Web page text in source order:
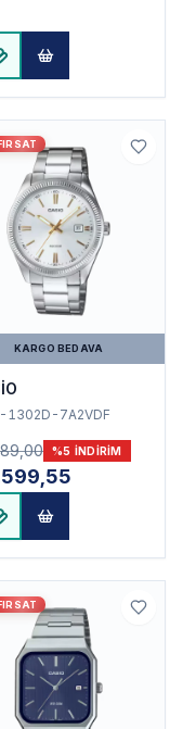
KARGO BEDAVA
1302D-7A2VDF
%5 INDIRIM